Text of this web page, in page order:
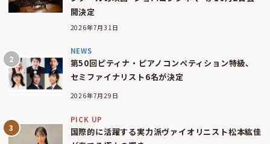
開決定
2026年7月31日
NEWS
第50回ピティナ・ピアノコンペティション特級、
セミファイナリスト6名が決定
2026年7月29日
PICK UP
国際的に活躍する実力派ヴァイオリニスト松本紘佳